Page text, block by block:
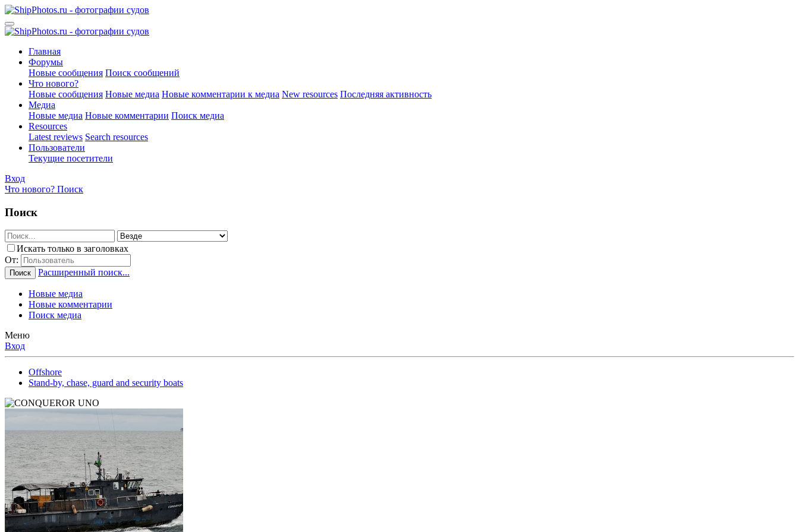
Главная
Форумы
Новые сообщения Поиск сообщений
Что нового?
Новые сообщения Новые медиа Новые комментарии к медиа New resources Последняя активность
Медиа
Новые медиа Новые комментарии Поиск медиа
Resources
Latest reviews Search resources
Пользователи
Текущие посетители
Вход
Что нового? Поиск
Поиск
Искать только в заголовках
От:
Поиск Расширенный поиск...
Новые медиа
Новые комментарии
Поиск медиа
Меню
Вход
Offshore
Stand-by, chase, guard and security boats